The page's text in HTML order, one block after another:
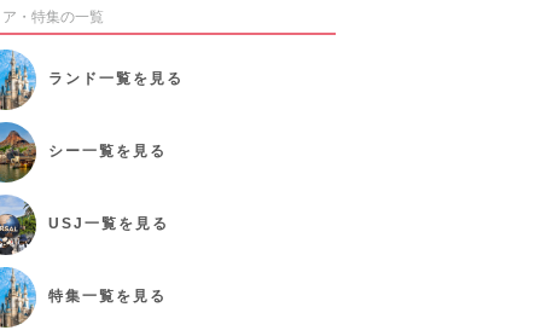
・特集の一覧
ランド 一覧を見る
シー一覧を見る
USJ 一覧を見る
特集一覧を見る